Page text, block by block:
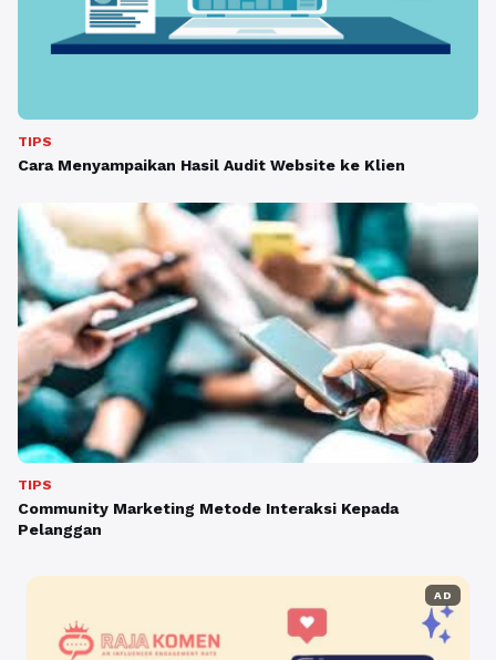
TIPS
Cara Menyampaikan Hasil Audit Website ke Klien
TIPS
Community Marketing Metode Interaksi Kepada
Pelanggan
AD